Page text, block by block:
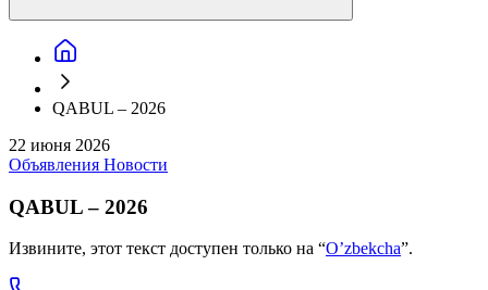
QABUL – 2026
22 июня 2026
Объявления Новости
QABUL – 2026
Извините, этот текст доступен только на “O’zbekcha”.